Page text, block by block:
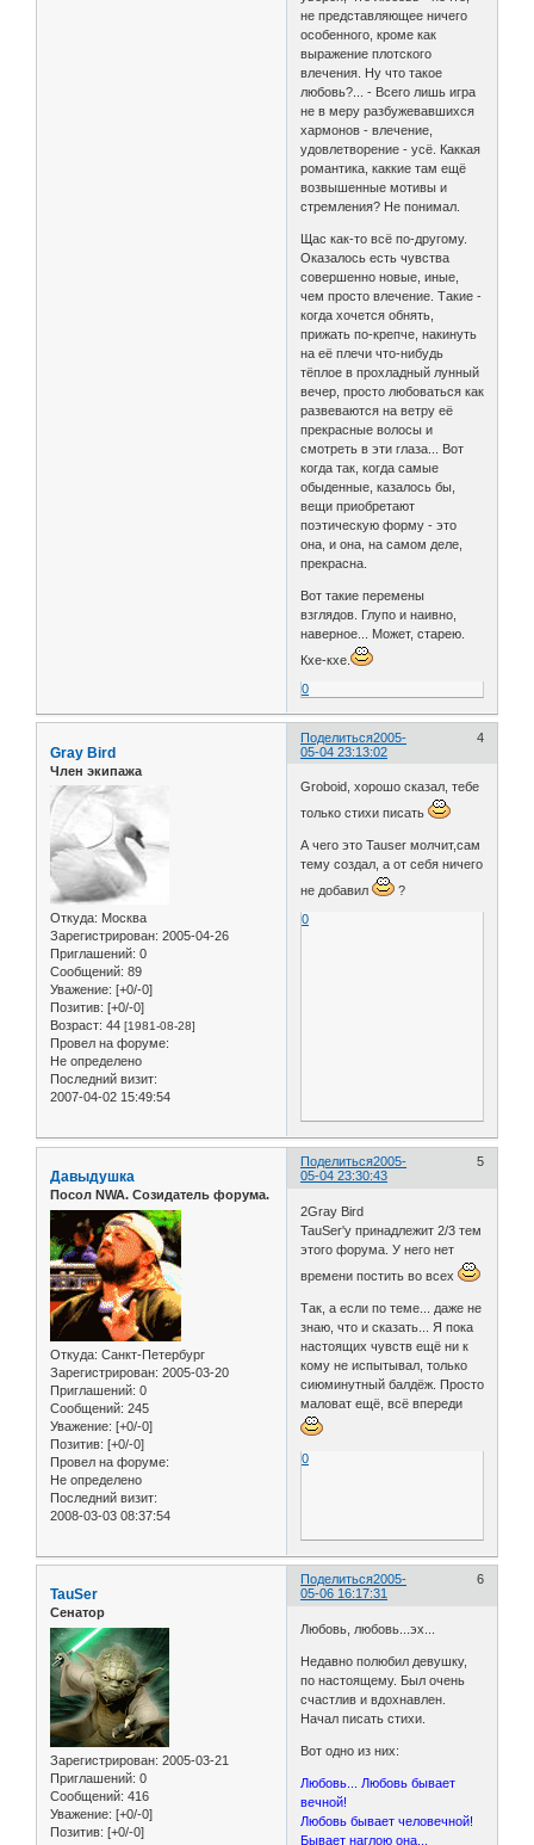
не представляющее ничего
особенного, кроме как
выражение плотского
влечения. Ну что такое
любовь?... - Всего лишь игра
не в меру разбужевавшихся
хармонов - влечение,
удовлетворение - усё. Каккая
романтика, каккие там ещё
возвышенные мотивы и
стремления? Не понимал.
Щас как-то всё по-другому.
Оказалось есть чувства
совершенно новые, иные,
чем просто влечение. Такие -
когда хочется обнять,
прижать по-крепче, накинуть
на её плечи что-нибудь
тёплое в прохладный лунный
вечер, просто любоваться как
развеваются на ветру её
прекрасные волосы и
смотреть в эти глаза... Вот
когда так, когда самые
обыденные, казалось бы,
вещи приобретают
поэтическую форму - это
она, и она, на самом деле,
прекрасна.
Вот такие перемены
взглядов. Глупо и наивно,
наверное... Может, старею.
Кхе-кхе.
0
Поделиться 4
2005-
05-04 23:13:02
Gray Bird
Член экипажа
Откуда: Москва
Зарегистрирован: 2005-04-26
Приглашений: 0
Сообщений: 89
Уважение: [+0/-0]
Позитив: [+0/-0]
Возраст: 44 [1981-08-28]
Провел на форуме:
Не определено
Последний визит:
2007-04-02 15:49:54
Groboid, хорошо сказал, тебе
только стихи писать
А чего это Tauser молчит,сам
тему создал, а от себя ничего
не добавил
?
0
Поделиться 5
2005-
05-04 23:30:43
Давыдушка
Посол NWA. Созидатель форума.
Откуда: Санкт-Петербург
Зарегистрирован: 2005-03-20
Приглашений: 0
Сообщений: 245
Уважение: [+0/-0]
Позитив: [+0/-0]
Провел на форуме:
Не определено
Последний визит:
2008-03-03 08:37:54
2Gray Bird
TauSer'у принадлежит 2/3 тем
этого форума. У него нет
времени постить во всех
Так, а если по теме... даже не
знаю, что и сказать... Я пока
настоящих чувств ещё ни к
кому не испытывал, только
сиюминутный балдёж. Просто
маловат ещё, всё впереди
0
Поделиться 6
2005-
05-06 16:17:31
TauSer
Сенатор
Зарегистрирован: 2005-03-21
Приглашений: 0
Сообщений: 416
Уважение: [+0/-0]
Позитив: [+0/-0]
Любовь, любовь...эх...
Недавно полюбил девушку,
по настоящему. Был очень
счастлив и вдохнавлен.
Начал писать стихи.
Вот одно из них:
Любовь... Любовь бывает
вечной!
Любовь бывает человечной!
Бывает наглою она...